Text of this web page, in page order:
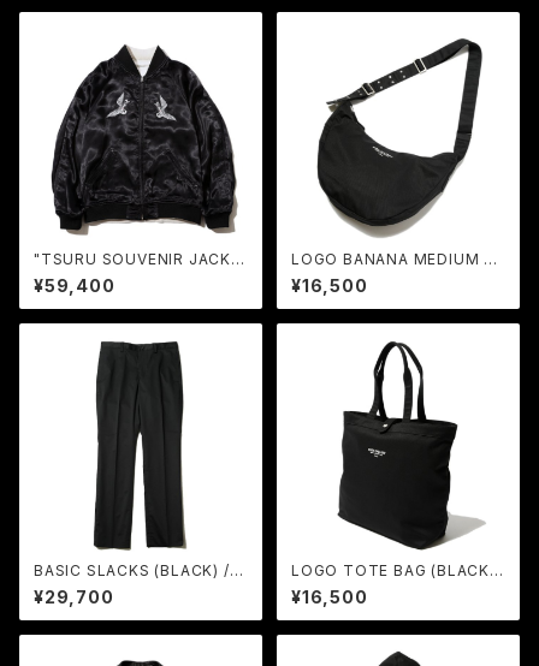
"TSURU SOUVENIR JACKE
T＜YOSO PARIS＞" (BLAC
K) / RUDE GALLERY
¥59,400
LOGO BANANA MEDIUM BA
G (BLACK) / RUDE GALLER
Y
¥16,500
BASIC SLACKS (BLACK) / R
UDE GALLERY
¥29,700
LOGO TOTE BAG (BLACK)
/ RUDE GALLERY
¥16,500